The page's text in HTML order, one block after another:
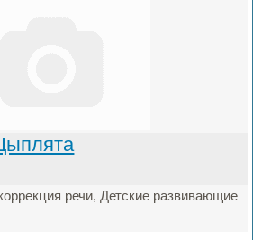
речи, Детские развивающие